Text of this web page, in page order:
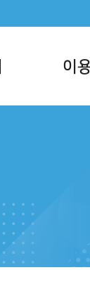
이
모바일 회원증
메타버스 도서관
책나래